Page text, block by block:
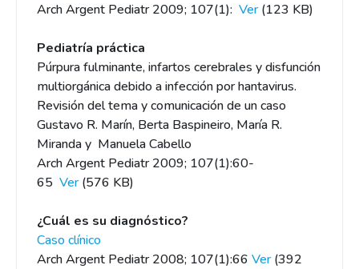
Arch Argent Pediatr 2009; 107(1): Ver(123 KB)
Pediatría práctica
Púrpura fulminante, infartos cerebrales y disfunción
multiorgánica debido a infección por hantavirus.
Revisión del tema y comunicación de un caso
Gustavo R. Marín, Berta Baspineiro, María R.
Miranda y Manuela Cabello
Arch Argent Pediatr 2009; 107(1):60-
65 Ver(576 KB)
¿Cuál es su diagnóstico?
Caso clínico
Arch Argent Pediatr 2008; 107(1):66 Ver(392